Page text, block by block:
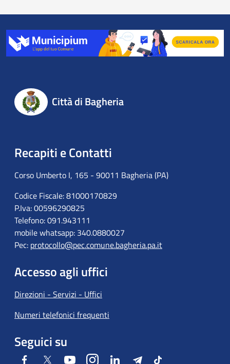
Città di Bagheria
Recapiti e Contatti
Corso Umberto I, 165 - 90011 Bagheria (PA)
Codice Fiscale: 81000170829
P.Iva: 00596290825
Telefono: 091.943111
mobile whatsapp: 340.0880027
Pec: protocollo@pec.comune.bagheria.pa.it
Accesso agli uffici
Direzioni - Servizi - Uffici
Numeri telefonici frequenti
Seguici su
Facebook Twitter YoutubeInstagramLinkedIn TelegramTiktok